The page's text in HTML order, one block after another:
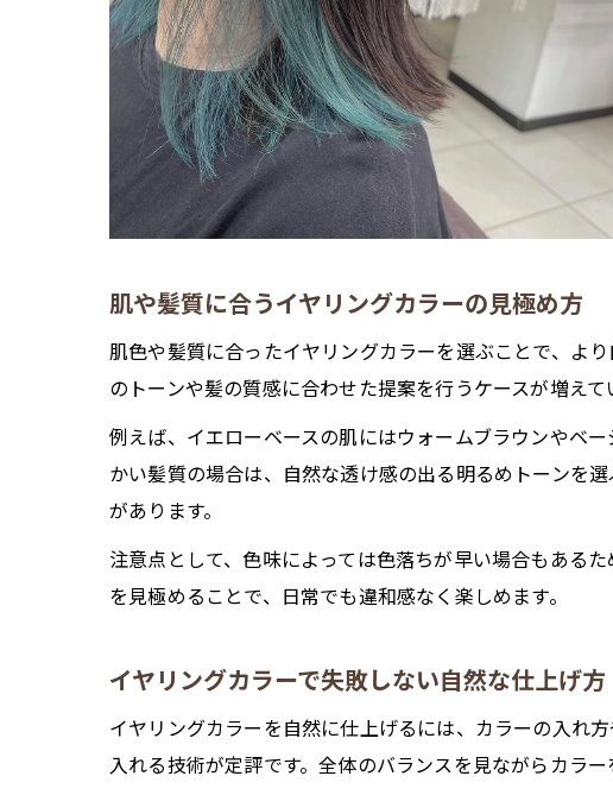
品
メ
肌や髪質に合うイヤリングカラーの見極め方
肌色や髪質に合ったイヤリングカラーを選ぶことで、よ
のトーンや髪の質感に合わせた提案を行うケースが増えて
例えば、イエローベースの肌にはウォームブラウンやベ
かい髪質の場合は、自然な透け感の出る明るめトーンを
があります。
注意点として、色味によっては色落ちが早い場合もある
を見極めることで、日常でも違和感なく楽しめます。
イヤリングカラーで失敗しない自然な仕上げ方
イヤリングカラーを自然に仕上げるには、カラーの入れ
入れる技術が定評です。全体のバランスを見ながらカラ